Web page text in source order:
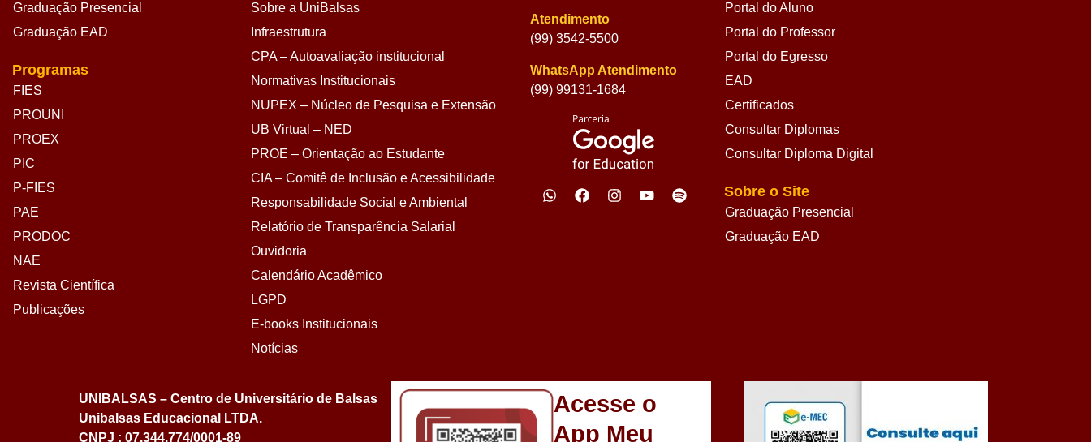
Graduação Presencial
Graduação EAD
Programas
FIES
PROUNI
PROEX
PIC
P-FIES
PAE
PRODOC
NAE
Revista Científica
Publicações
Sobre a UniBalsas
Infraestrutura
CPA – Autoavaliação institucional
Normativas Institucionais
NUPEX – Núcleo de Pesquisa e Extensão
UB Virtual – NED
PROE – Orientação ao Estudante
CIA – Comitê de Inclusão e Acessibilidade
Responsabilidade Social e Ambiental
Relatório de Transparência Salarial
Ouvidoria
Calendário Acadêmico
LGPD
E-books Institucionais
Notícias
Atendimento
(99) 3542-5500
WhatsApp Atendimento
(99) 99131-1684
Portal do Aluno
Portal do Professor
Portal do Egresso
EAD
Certificados
Consultar Diplomas
Consultar Diploma Digital
Sobre o Site
Graduação Presencial
Graduação EAD
UNIBALSAS – Centro de Universitário de Balsas
Unibalsas Educacional LTDA.
CNPJ : 07.344.774/0001-89
Acesse o
App Meu